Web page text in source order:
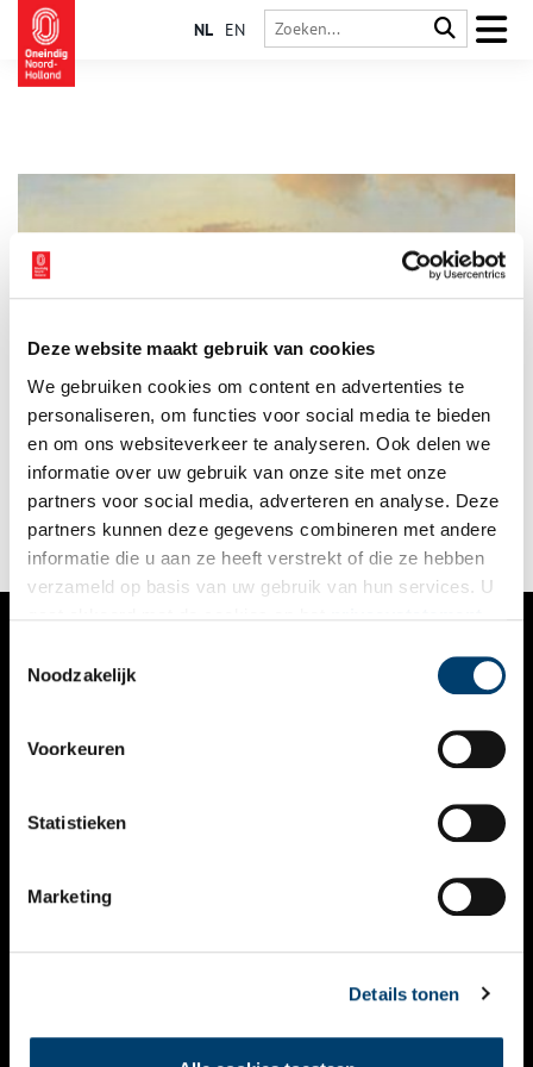
Deze website maakt gebruik van cookies
We gebruiken cookies om content en advertenties te
personaliseren, om functies voor social media te bieden
en om ons websiteverkeer te analyseren. Ook delen we
informatie over uw gebruik van onze site met onze
partners voor social media, adverteren en analyse. Deze
partners kunnen deze gegevens combineren met andere
informatie die u aan ze heeft verstrekt of die ze hebben
verzameld op basis van uw gebruik van hun services. U
Noodzakelijk
Voorkeuren
Statistieken
Marketing
Details tonen
NL EN
Zodra het water dichtvriest en het licht over het ijs strijkt,
ontstaat een wereld die kunstenaars al eeuwenlang fascineert.
Van druk ijsvermaak vol schaatsers tot verstilde vaarten:
Nederlandse schilders en tekenaars wisten als geen ander hoe
ze de winter moesten vastleggen. Vijf winterlandschappen
nemen je mee het ijs op: elk in een andere stijl, maar allemaal
even betoverend.
VERHALEN
KALENDER
THEMA’S
VIDEO’S
CONTACT